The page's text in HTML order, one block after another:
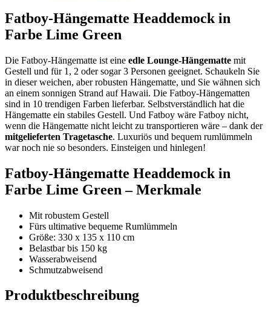
Fatboy-Hängematte Headdemock in
Farbe Lime Green
Die Fatboy-Hängematte ist eine edle Lounge-Hängematte mit
Gestell und für 1, 2 oder sogar 3 Personen geeignet. Schaukeln Sie
in dieser weichen, aber robusten Hängematte, und Sie wähnen sich
an einem sonnigen Strand auf Hawaii. Die Fatboy-Hängematten
sind in 10 trendigen Farben lieferbar. Selbstverständlich hat die
Hängematte ein stabiles Gestell. Und Fatboy wäre Fatboy nicht,
wenn die Hängematte nicht leicht zu transportieren wäre – dank der
mitgelieferten Tragetasche. Luxuriös und bequem rumlümmeln
war noch nie so besonders. Einsteigen und hinlegen!
Fatboy-Hängematte Headdemock in
Farbe Lime Green – Merkmale
Mit robustem Gestell
Fürs ultimative bequeme Rumlümmeln
Größe: 330 x 135 x 110 cm
Belastbar bis 150 kg
Wasserabweisend
Schmutzabweisend
Produktbeschreibung